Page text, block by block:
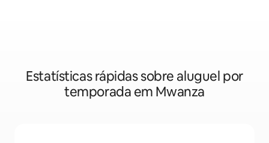
Estatísticas rápidas sobre aluguel por
temporada em Mwanza